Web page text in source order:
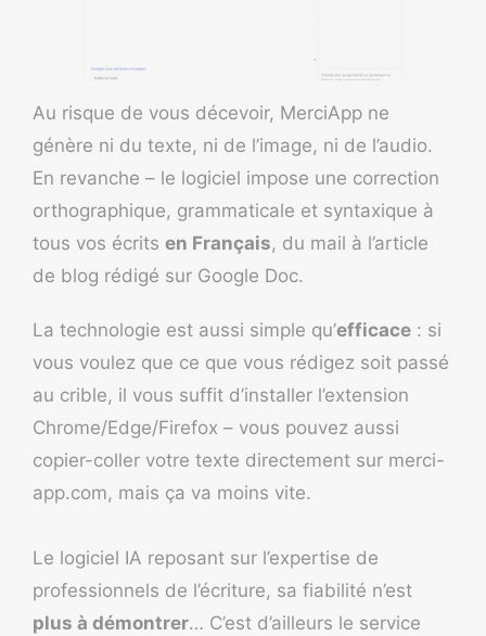
Au risque de vous décevoir, MerciApp ne
génère ni du texte, ni de l’image, ni de l’audio.
En revanche – le logiciel impose une correction
orthographique, grammaticale et syntaxique à
tous vos écrits en Français, du mail à l’article
de blog rédigé sur Google Doc.
La technologie est aussi simple qu’efficace : si
vous voulez que ce que vous rédigez soit passé
au crible, il vous suffit d’installer l’extension
Chrome/Edge/Firefox – vous pouvez aussi
copier-coller votre texte directement sur merci-
app.com, mais ça va moins vite.
Le logiciel IA reposant sur l’expertise de
professionnels de l’écriture, sa fiabilité n’est
plus à démontrer… C’est d’ailleurs le service